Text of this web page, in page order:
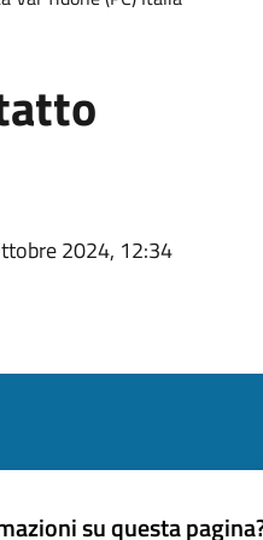
2024, 12:34
su questa